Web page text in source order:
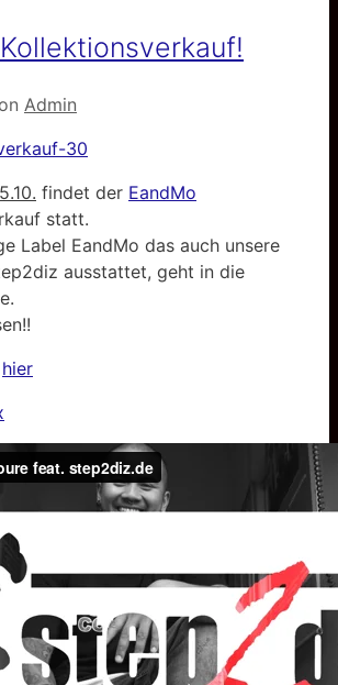
Admin
findet der EandMo
statt.
Label EandMo das auch unsere
ausstattet, geht in die
hier